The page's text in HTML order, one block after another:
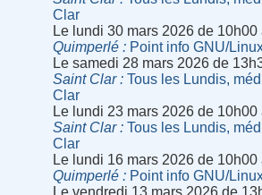
Clar
Le lundi 30 mars 2026 de 10h00
Quimperlé
Point info GNU/
Le samedi 28 mars 2026 de
Saint Clar
Tous les Lundis,
Clar
Le lundi 23 mars 2026 de 10h00
Saint Clar
Tous les Lundis,
Clar
Le lundi 16 mars 2026 de 10h00
Quimperlé
Point info GNU/
Le vendredi 13 mars 2026 de